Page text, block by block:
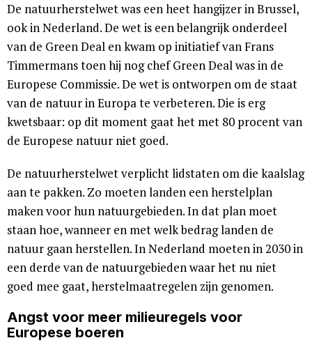
De natuurherstelwet was een heet hangijzer in Brussel,
ook in Nederland. De wet is een belangrijk onderdeel
van de Green Deal en kwam op initiatief van Frans
Timmermans toen hij nog chef Green Deal was in de
Europese Commissie. De wet is ontworpen om de staat
van de natuur in Europa te verbeteren. Die is erg
kwetsbaar: op dit moment gaat het met 80 procent van
de Europese natuur niet goed.
De natuurherstelwet verplicht lidstaten om die kaalslag
aan te pakken. Zo moeten landen een herstelplan
maken voor hun natuurgebieden. In dat plan moet
staan hoe, wanneer en met welk bedrag landen de
natuur gaan herstellen. In Nederland moeten in 2030 in
een derde van de natuurgebieden waar het nu niet
goed mee gaat, herstelmaatregelen zijn genomen.
Angst voor meer milieuregels voor
Europese boeren